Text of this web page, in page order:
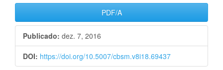
PDF/A
Publicado: dez. 7, 2016
DOI: https://doi.org/10.5007/cbsm.v8i18.69437